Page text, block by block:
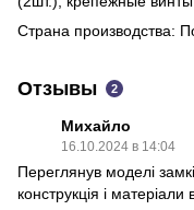
Страна производства:
Отзывы 2
Михайло
16.10.2024 в 14:04
Переглянув моделі
конструкція і матеріали